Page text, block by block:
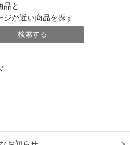
品と
ジが近い商品を探す
検索する